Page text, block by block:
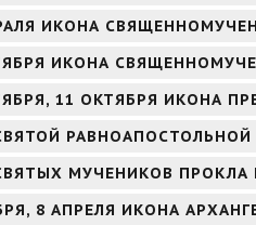
ИКОНА
ИКОНА
11 ОКТЯБРЯ ИКОНА
МУЧЕНИКОВ ПРОКЛА
8 АПРЕЛЯ ИКОНА